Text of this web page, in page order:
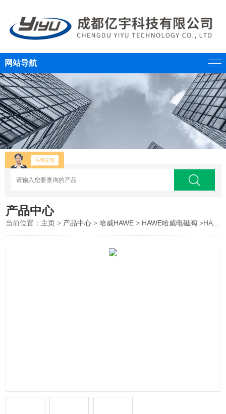
网站导航
产品中心
当前位置： 主页 > 产品中心 >哈威HAWE > HAWE哈威电磁阀 >HAWE德国哈威液控单向阀